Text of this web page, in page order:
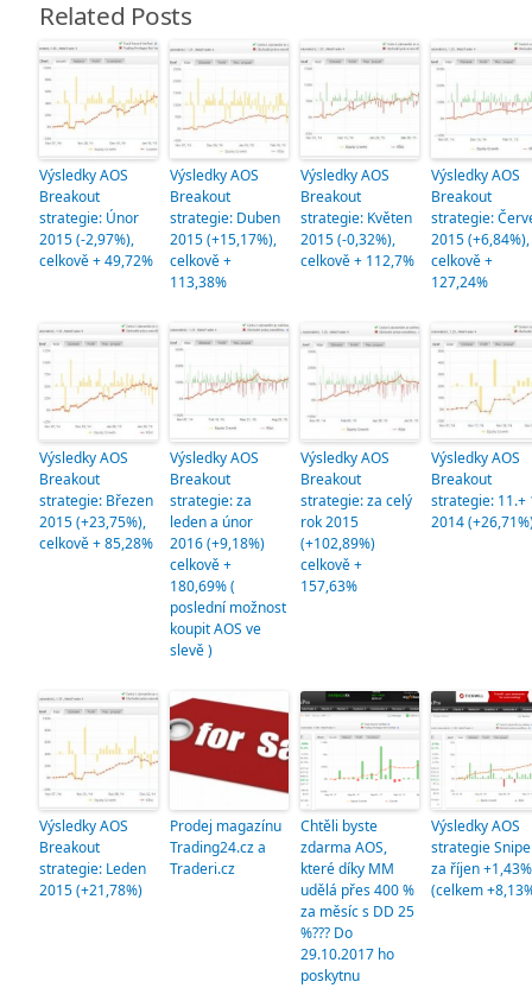
Related Posts
Výsledky AOS
Breakout
strategie: Únor
2015 (-2,97%),
celkově + 49,72%
Výsledky AOS
Breakout
strategie: Duben
2015 (+15,17%),
celkově +
113,38%
Výsledky AOS
Breakout
strategie: Květen
2015 (-0,32%),
celkově + 112,7%
Výsledky AOS
Breakout
strategie:
2015 (+6,84%),
celkově +
127,24%
Výsledky AOS
Breakout
strategie: Březen
2015 (+23,75%),
celkově + 85,28%
Výsledky AOS
Breakout
strategie: za
leden a únor
2016 (+9,18%)
celkově +
180,69% (
poslední možnost
koupit AOS ve
slevě )
Výsledky AOS
Breakout
strategie: za celý
rok 2015
(+102,89%)
celkově +
157,63%
Výsledky AOS
Breakout
strategie: 11.+
2014
Výsledky AOS
Breakout
strategie: Leden
2015 (+21,78%)
Prodej magazínu
Trading24.cz a
Traderi.cz
Chtěli byste
zdarma AOS,
které díky MM
udělá přes 400 %
za měsíc s DD 25
%??? Do
29.10.2017 ho
poskytnu
Výsledky AOS
strategie
za říjen +1,43%
(celkem